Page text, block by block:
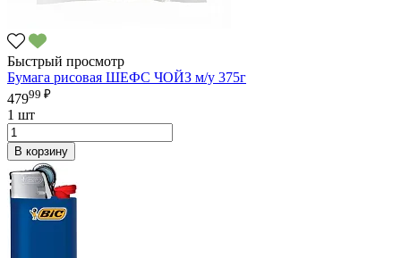
Быстрый просмотр
Бумага рисовая ШЕФС ЧОЙЗ м/у 375г
47999 ₽
1 шт
В корзину